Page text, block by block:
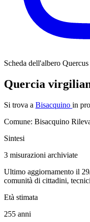
Scheda dell'albero
Quercia
Si trova a Bisacquino in
Comune: Bisacquino
Sintesi
3 misurazioni archiviate
Ultimo aggiornamento il
comunità di cittadini,
Età stimata
255 anni